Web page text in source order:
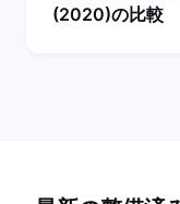
(2020)の比較